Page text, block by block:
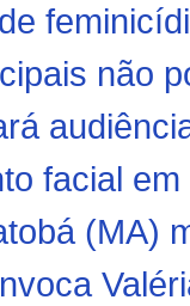
não
facial
(MA)